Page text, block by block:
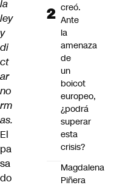
la
ley
y
di
ct
ar
no
rm
as.
El
pa
sa
do
creó.
Ante
la
amenaza
de
un
boicot
europeo,
¿podrá
superar
esta
crisis?
Magdalena
Piñera